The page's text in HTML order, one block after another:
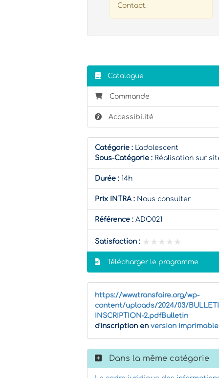
Contact.
Catalogue
Commande
Accessibilité
Catégorie : L'adolescent
Sous-Catégorie : Réalisation sur
Durée : 14h
Prix INTRA : Nous consulter
Référence : ADO021
Satisfaction : ★★★★★
★★★★★
Télécharger le programme
https://www.transfaire.org/wp-
content/uploads/2024/03/
INSCRIPTION-2.pdfBulletin
d'inscription en version imprimable
Dans la même catégorie